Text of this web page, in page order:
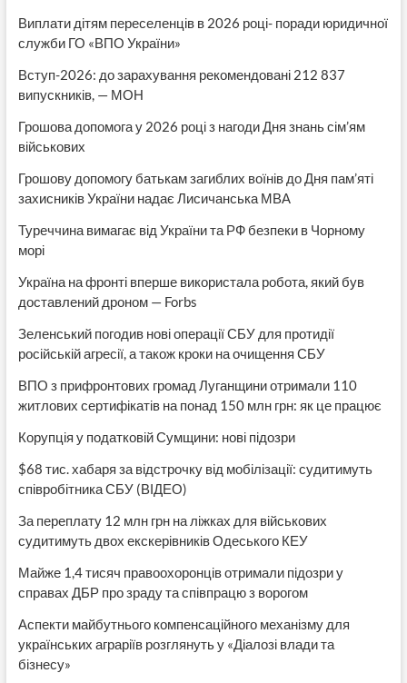
Виплати дітям переселенців в 2026 році- поради юридичної
служби ГО «ВПО України»
Вступ-2026: до зарахування рекомендовані 212 837
випускників, — МОН
Грошова допомога у 2026 році з нагоди Дня знань сім’ям
військових
Грошову допомогу батькам загиблих воїнів до Дня пам’яті
захисників України надає Лисичанська МВА
Туреччина вимагає від України та РФ безпеки в Чорному
морі
Україна на фронті вперше використала робота, який був
доставлений дроном — Forbs
Зеленський погодив нові операції СБУ для протидії
російській агресії, а також кроки на очищення СБУ
ВПО з прифронтових громад Луганщини отримали 110
житлових сертифікатів на понад 150 млн грн: як це працює
Корупція у податковій Сумщини: нові підозри
$68 тис. хабаря за відстрочку від мобілізації: судитимуть
співробітника СБУ (ВІДЕО)
За переплату 12 млн грн на ліжках для військових
судитимуть двох екскерівників Одеського КЕУ
Майже 1,4 тисяч правоохоронців отримали підозри у
справах ДБР про зраду та співпрацю з ворогом
Аспекти майбутнього компенсаційного механізму для
українських аграріїв розглянуть у «Діалозі влади та
бізнесу»